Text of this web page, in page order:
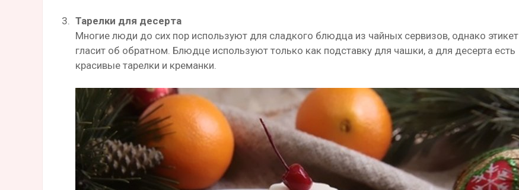
Тарелки для десерта
Многие люди до сих пор используют для сладкого блюдца из чайных сервизов, однако этикет
гласит об обратном. Блюдце используют только как подставку для чашки, а для десерта есть
красивые тарелки и креманки.